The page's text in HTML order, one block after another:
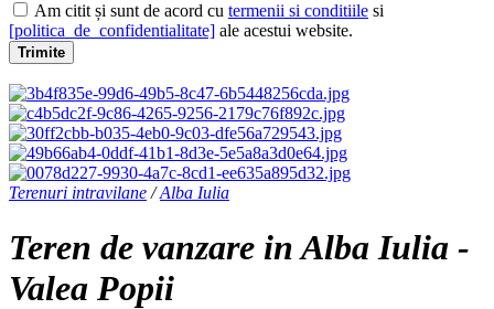
Am citit și sunt de acord cu termenii si conditiile si
[politica_de_confidentialitate] ale acestui website.
Trimite
Terenuri intravilane/Alba Iulia
Teren de vanzare in Alba Iulia -
Valea Popii